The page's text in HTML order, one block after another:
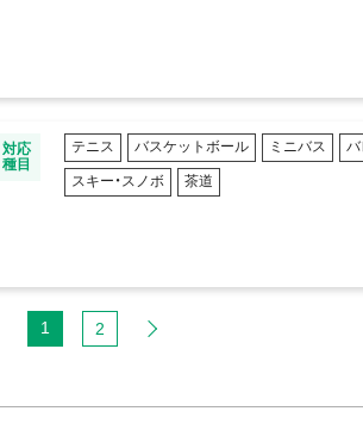
対応
種目
テニス バスケットボール ミニバス
スキー・スノボ 茶道
1 2